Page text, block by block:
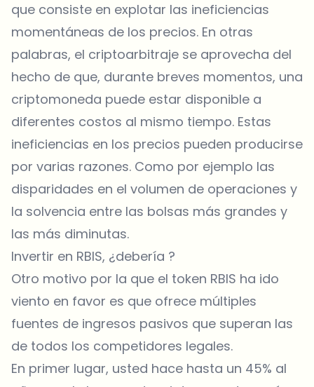
que consiste en explotar las ineficiencias
momentáneas de los precios. En otras
palabras, el criptoarbitraje se aprovecha del
hecho de que, durante breves momentos, una
criptomoneda puede estar disponible a
diferentes costos al mismo tiempo. Estas
ineficiencias en los precios pueden producirse
por varias razones. Como por ejemplo las
disparidades en el volumen de operaciones y
la solvencia entre las bolsas más grandes y
las más diminutas.
Invertir en RBIS, ¿debería ?
Otro motivo por la que el token RBIS ha ido
viento en favor es que ofrece múltiples
fuentes de ingresos pasivos que superan las
de todos los competidores legales.
En primer lugar, usted hace hasta un 45% al